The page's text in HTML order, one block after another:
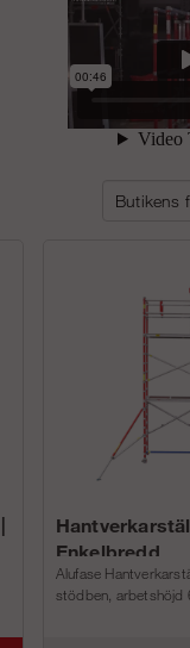
Enkelbredd
Alufase
stödben, arbetshöjd